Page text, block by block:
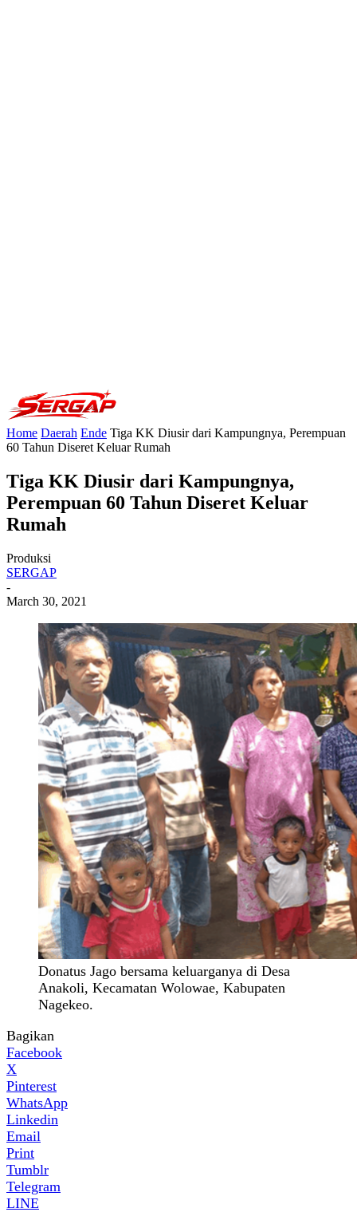
Home Daerah Ende Tiga KK Diusir dari Kampungnya, Perempuan
60 Tahun Diseret Keluar Rumah
Tiga KK Diusir dari Kampungnya,
Perempuan 60 Tahun Diseret Keluar
Rumah
Produksi
SERGAP
-
March 30, 2021
Donatus Jago bersama keluarganya di Desa
Anakoli, Kecamatan Wolowae, Kabupaten
Nagekeo.
Bagikan
Facebook
X
Pinterest
WhatsApp
Linkedin
Email
Print
Tumblr
Telegram
LINE